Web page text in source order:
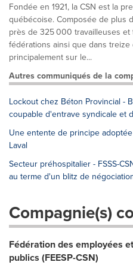
Fondée en 1921, la CSN est la
québécoise. Composée de plus
près de 325 000 travailleuses
fédérations ainsi que dans
principalement sur le...
Autres communiqués de la
Lockout chez Béton Provincial -
coupable d'entrave syndicale et
Une entente de principe
Laval
Secteur préhospitalier - FSSS-
au terme d'un blitz de
Compagnie(s)
Fédération des employées
publics (FEESP-CSN)